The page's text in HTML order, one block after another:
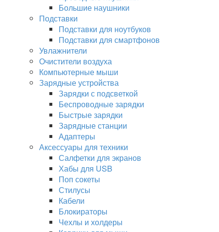
Большие наушники
Подставки
Подставки для ноутбуков
Подставки для смартфонов
Увлажнители
Очистители воздуха
Компьютерные мыши
Зарядные устройства
Зарядки с подсветкой
Беспроводные зарядки
Быстрые зарядки
Зарядные станции
Адаптеры
Аксессуары для техники
Салфетки для экранов
Хабы для USB
Поп сокеты
Стилусы
Кабели
Блокираторы
Чехлы и холдеры